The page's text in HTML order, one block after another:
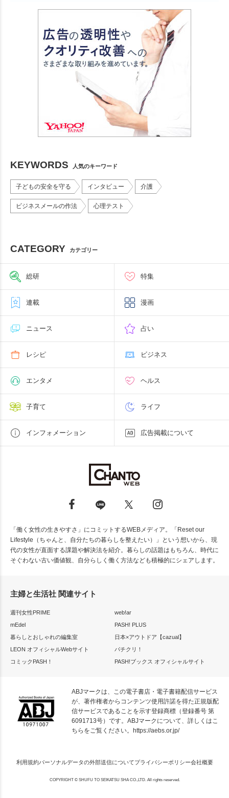
KEYWORDS 人気のキーワード
子どもの安全を守る インタビュー 介護
ビジネスメールの作法 心理テスト
CATEGORY カテゴリー
総研 特集
連載 漫画
ニュース 占い
レシピ ビジネス
エンタメ ヘルス
子育て ライフ
インフォメーション 広告掲載について
「働く女性の生きやすさ」にコミットするWEBメディア。「Reset our
Lifestyle（ちゃんと、自分たちの暮らしを整えたい）」という想いから、現
代の女性が直面する課題や解決法を紹介。暮らしの話題はもちろん、時代に
そぐわない古い価値観、自分らしく働く方法なども積極的にシェアします。
主婦と生活社 関連サイト
週刊女性PRIME
web!ar
mEdel
PASH! PLUS
暮らしとおしゃれの編集室
日本×アウトドア【cazual】
LEON オフィシャルWebサイト
パチクリ！
コミックPASH！
PASH!ブックス オフィシャルサイト
ABJマークは、この電子書店・電子書籍配信サービス
が、著作権者からコンテンツ使用許諾を得た正規版配
信サービスであることを示す登録商標（登録番号 第
6091713号）です。ABJマークについて、詳しくはこ
ちらをご覧ください。
https://aebs.or.jp/
利用規約パーソナルデータの外部送信についてプライバシーポリシー会社概要
COPYRIGHT © SHUFU TO SEIKATSU SHA CO.,LTD. All rights reserved.